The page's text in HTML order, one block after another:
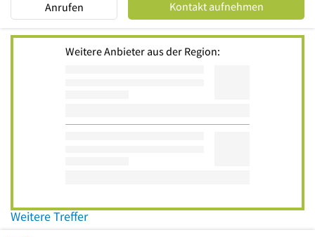
Anrufen Kontakt aufnehmen
Weitere Anbieter aus der Region:
Weitere Treffer